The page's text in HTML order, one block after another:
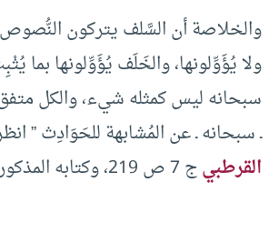
والخلاصة أن السَّلف يتركون
ولا يُؤَوِّلونها، والخَلَف يُؤَوِّلونها بما
سبحانه ليس كمثله شيء، والكل متفق
ـ سبحانه ـ عن المُشابهة للحَوَادِث ”
القرطبيج 7 ص 219، وكتابه المذكور .